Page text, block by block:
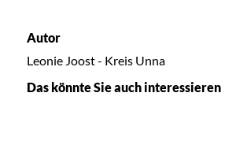
Autor
Leonie Joost - Kreis Unna
Das könnte Sie auch interessieren